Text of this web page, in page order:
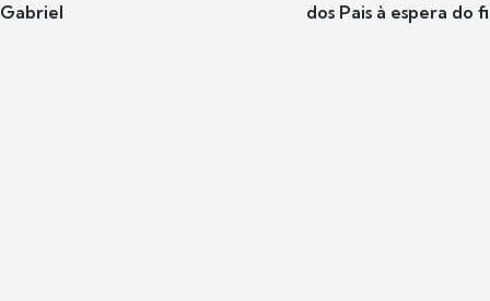
Gabriel
dos Pais à espera do